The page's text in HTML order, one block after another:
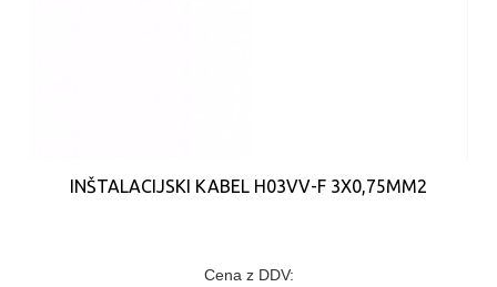
INŠTALACIJSKI KABEL H03VV-F 3X0,75MM2
Cena z DDV: